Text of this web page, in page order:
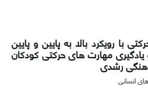
با رویکرد بالا به پایین و پایین
یادگیری مهارت های حرکتی کودکان
رشدی
انسانی